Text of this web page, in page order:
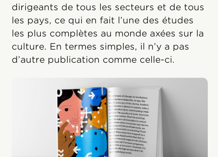
dirigeants de tous les secteurs et de tous
les pays, ce qui en fait l’une des études
les plus complètes au monde axées sur la
culture. En termes simples, il n’y a pas
d’autre publication comme celle-ci.